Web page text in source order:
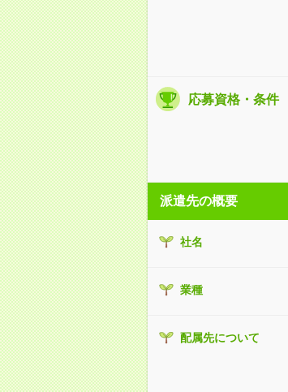
応募資格・条件
派遣先の概要
社名
業種
配属先について